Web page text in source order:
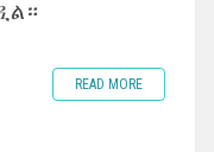
READ MORE